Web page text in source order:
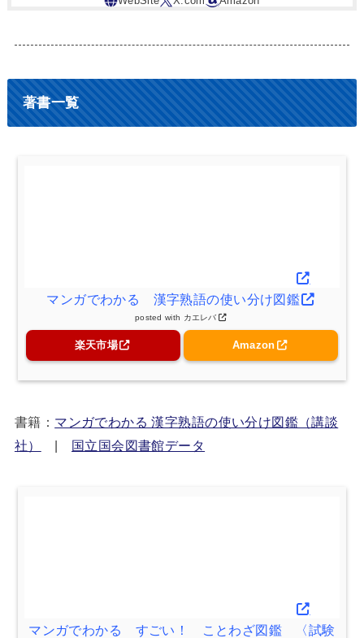
著書一覧
マンガでわかる 漢字熟語の使い分け図鑑
posted with カエレバ
楽天市場 Amazon
書籍： マンガでわかる 漢字熟語の使い分け図鑑（講談
社）
| 国立国会図書館データ
マンガでわかる すごい！ ことわざ図鑑 〈試験